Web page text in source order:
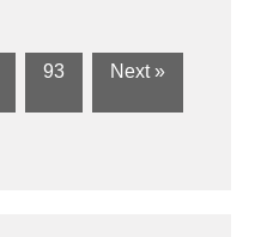
93 Next »